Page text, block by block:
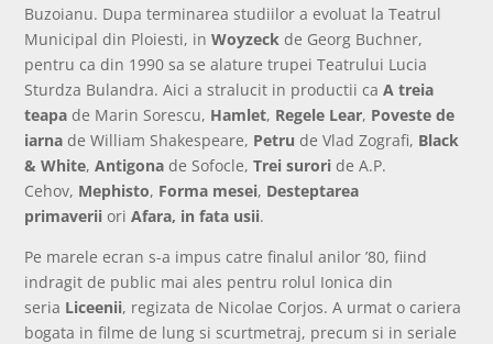
Buzoianu. Dupa terminarea studiilor a evoluat la Teatrul
Municipal din Ploiesti, inWoyzeck de Georg Buchner,
pentru ca din 1990 sa se alature trupei Teatrului Lucia
Sturdza Bulandra. Aici a stralucit in productii caA treia
teapa de Marin Sorescu, Hamlet, Regele Lear, Poveste de
iarna de William Shakespeare, Petru de Vlad Zografi, Black
& White,Antigona de Sofocle,Trei surori de A.P.
Cehov, Mephisto, Forma mesei, Desteptarea
primaverii oriAfara, in fata usii.
Pe marele ecran s-a impus catre finalul anilor ’80, fiind
indragit de public mai ales pentru rolul Ionica din
seria Liceenii, regizata de Nicolae Corjos. A urmat o cariera
bogata in filme de lung si scurtmetraj, precum si in seriale